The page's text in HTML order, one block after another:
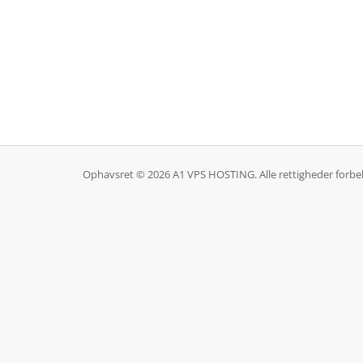
Ophavsret © 2026 A1 VPS HOSTING. Alle rettigheder